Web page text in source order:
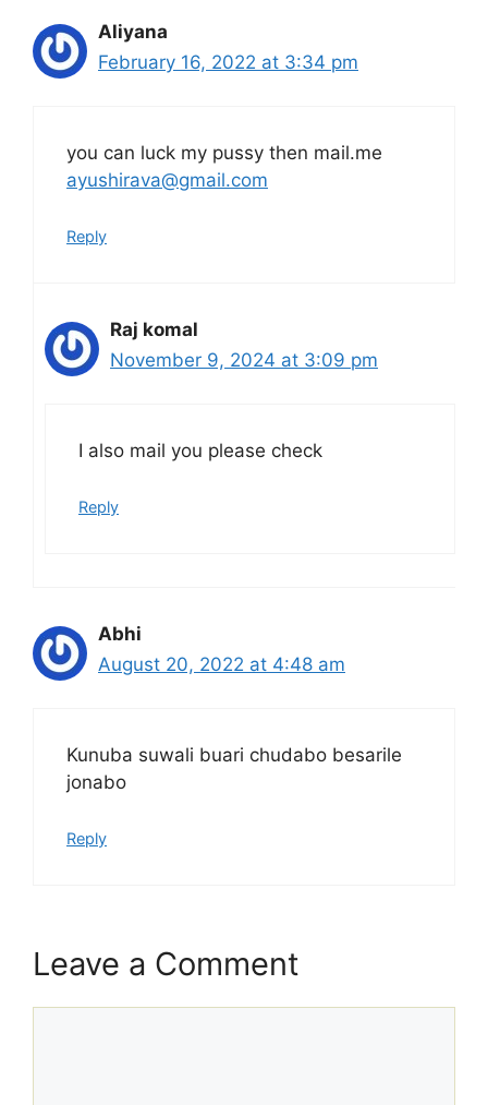
Aliyana
February 16, 2022 at 3:34 pm
you can luck my pussy then mail.me
ayushirava@gmail.com
Reply
Raj komal
November 9, 2024 at 3:09 pm
I also mail you please check
Reply
Abhi
August 20, 2022 at 4:48 am
Kunuba suwali buari chudabo besarile
jonabo
Reply
Leave a Comment